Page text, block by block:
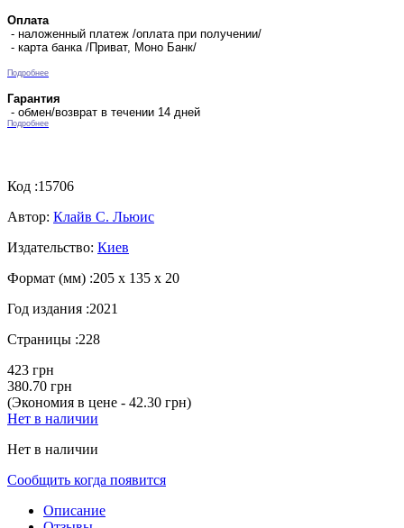
Оплата
- наложенный платеж /оплата при получении/
- карта банка /Приват, Моно Банк/
Подробнее
Гарантия
- обмен/возврат в течении 14 дней
Подробнее
Код :15706
Автор: Клайв С. Льюис
Издательство: Киев
Формат (мм) :205 х 135 х 20
Год издания :2021
Страницы :228
423 грн
380.70 грн
(Экономия в цене - 42.30 грн)
Нет в наличии
Нет в наличии
Сообщить когда появится
Описание